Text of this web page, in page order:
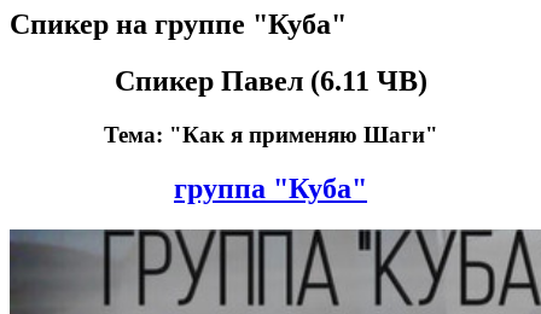
Спикер на группе "Куба"
Спикер Павел (6.11 ЧВ)
Тема: "Как я применяю Шаги"
группа "Куба"